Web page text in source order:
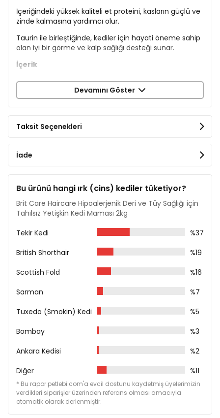
İçeriğindeki yüksek kaliteli et proteini, kasların güçlü ve
zinde kalmasına yardımcı olur.
Taurin ile birleştiğinde, kediler için hayati öneme sahip
olan iyi bir görme ve kalp sağlığı desteği sunar.
İçerik
Taze Somon Eti %26
Kurumuş Tavuk %26
Sarı Bezelye %14
Kümes Hayvanları Yağı %6
Kurutulmuş Elma %6
Keten Tohumu %2
Kurutulmuş Alg (%1,5 - Schizochytrium
Limacinum)
Kurutulmuş Papatya %0,5
Mineraller
Kurutulmuş Deniz İğdesi %0,3
Kurutulmuş Turna Yemişi %0,2
Frukto-Oligosakkaritler %0,015
Mannan-Oligosakkaritler %0,015
Mojave Yucca %0,008
İnaktive Edilmiş Lactobacillus Acidophilus HA-122
Analiz Raporu
Ham Protein %31
Ham Lif %4
Nem %10
Omega-6 %2
Kalsiyum %1,1
Fosfor %0,9
Sodyum %0,9
Devamını Göster
Taksit Seçenekleri
İade
Bu ürünü hangi ırk (cins) kediler tüketiyor?
Brit Care Haircare Hipoalerjenik Deri ve Tüy Sağlığı için
Tahılsız Yetişkin Kedi Maması 2kg
Tekir Kedi
%37
British Shorthair
%19
Scottish Fold
%16
Sarman
%7
Tuxedo (Smokin) Kedi
%5
Bombay
%3
Ankara Kedisi
%2
Diğer
%11
* Bu rapor petlebi.com'a evcil dostunu kaydetmiş üyelerimizin
verdikleri siparişler üzerinden referans olması amacıyla
otomatik olarak derlenmiştir.